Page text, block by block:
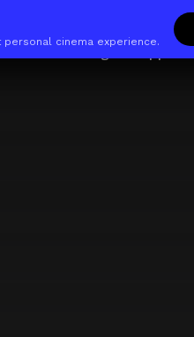
The App
cinema experience.